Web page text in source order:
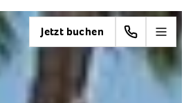
Jetzt buchen